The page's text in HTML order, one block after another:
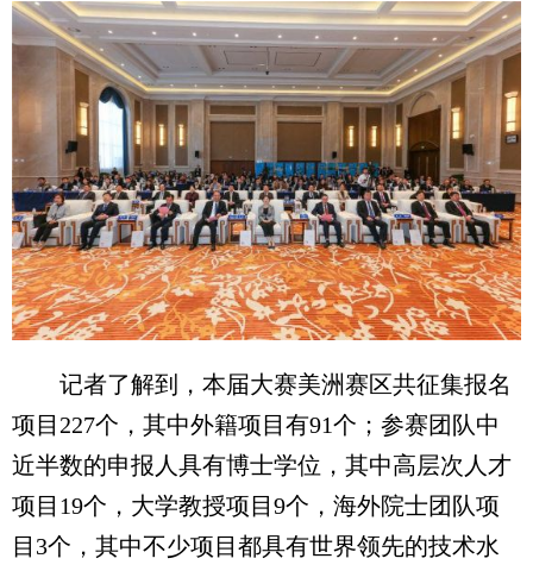
记者了解到，本届大赛美洲赛区共征集报名
项目227个，其中外籍项目有91个；参赛团队中
近半数的申报人具有博士学位，其中高层次人才
项目19个，大学教授项目9个，海外院士团队项
目3个，其中不少项目都具有世界领先的技术水